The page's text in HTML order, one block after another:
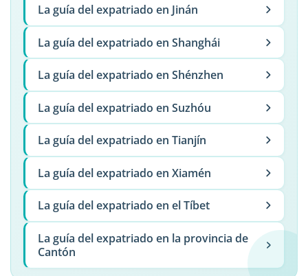
La guía del expatriado en Jinán
La guía del expatriado en Shanghái
La guía del expatriado en Shénzhen
La guía del expatriado en Suzhóu
La guía del expatriado en Tianjín
La guía del expatriado en Xiamén
La guía del expatriado en el Tíbet
La guía del expatriado en la provincia de
Cantón